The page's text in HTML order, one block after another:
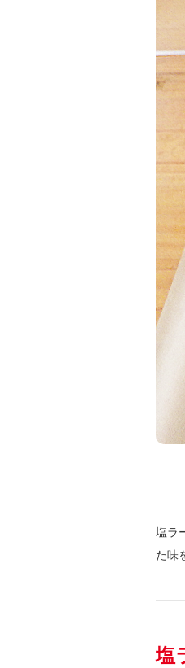
塩ラ
た味
塩